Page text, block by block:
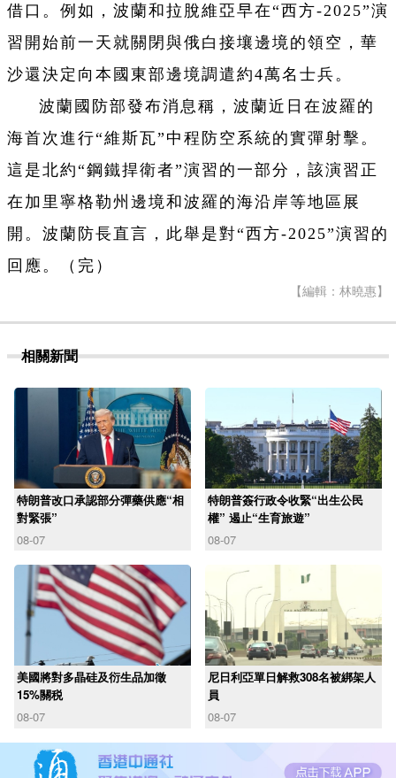
借口。例如，波蘭和拉脫維亞早在“西方-2025”演
習開始前一天就關閉與俄白接壤邊境的領空，華
沙還決定向本國東部邊境調遣約4萬名士兵。
波蘭國防部發布消息稱，波蘭近日在波羅的
海首次進行“維斯瓦”中程防空系統的實彈射擊。
這是北約“鋼鐵捍衛者”演習的一部分，該演習正
在加里寧格勒州邊境和波羅的海沿岸等地區展
開。波蘭防長直言，此舉是對“西方-2025”演習的
回應。（完）
【編輯：林曉惠】
相關新聞
特朗普改口承認部分彈藥供應“相
對緊張”
08-07
特朗普簽行政令收緊“出生公民
權” 遏止“生育旅遊”
08-07
美國將對多晶硅及衍生品加徵
15%關税
08-07
尼日利亞單日解救308名被綁架人
員
08-07